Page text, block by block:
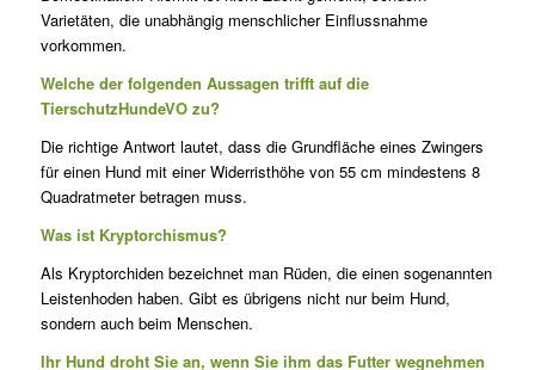
Varietäten, die unabhängig menschlicher Einflussnahme
vorkommen.
Welche der folgenden Aussagen trifft auf die
TierschutzHundeVO zu?
Die richtige Antwort lautet, dass die Grundfläche eines Zwingers
für einen Hund mit einer Widerristhöhe von 55 cm mindestens 8
Quadratmeter betragen muss.
Was ist Kryptorchismus?
Als Kryptorchiden bezeichnet man Rüden, die einen sogenannten
Leistenhoden haben. Gibt es übrigens nicht nur beim Hund,
sondern auch beim Menschen.
Ihr Hund droht Sie an, wenn Sie ihm das Futter wegnehmen